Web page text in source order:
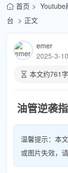
首页
Youtube
台
正文
emer
2025-3-
本文约761
油管逆袭
温馨提示：本
或图片失效，